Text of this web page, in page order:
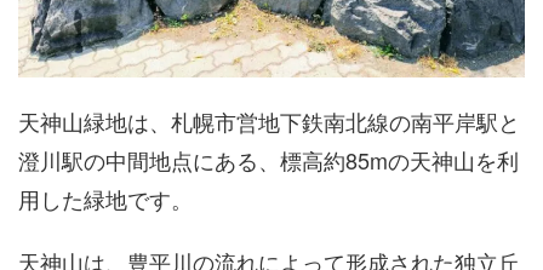
天神山緑地は、札幌市営地下鉄南北線の南平岸駅と
澄川駅の中間地点にある、標高約85mの天神山を利
用した緑地です。
天神山は、豊平川の流れによって形成された独立丘